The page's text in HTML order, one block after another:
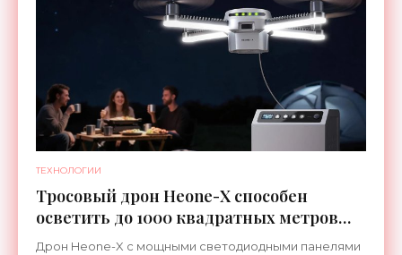
ТЕХНОЛОГИИ
Тросовый дрон Heone-X способен
осветить до 1000 квадратных метров
земли - «Беспилотники»
Дрон Heone-X с мощными светодиодными панелями